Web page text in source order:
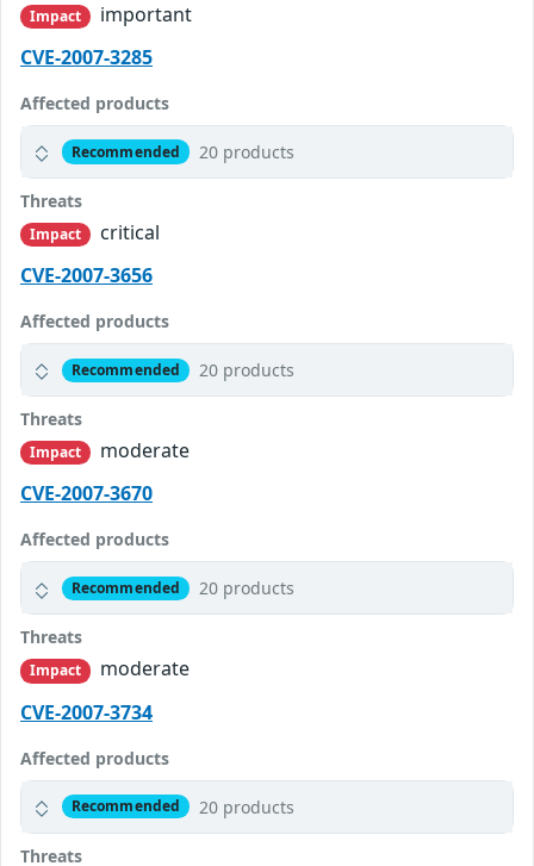
Impact
important
CVE-2007-3285
Affected products
Recommended 20 products
Threats
Impact
critical
CVE-2007-3656
Affected products
Recommended 20 products
Threats
Impact
moderate
CVE-2007-3670
Affected products
Recommended 20 products
Threats
Impact
moderate
CVE-2007-3734
Affected products
Recommended 20 products
Threats